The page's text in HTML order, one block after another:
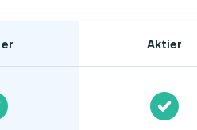
Aktier